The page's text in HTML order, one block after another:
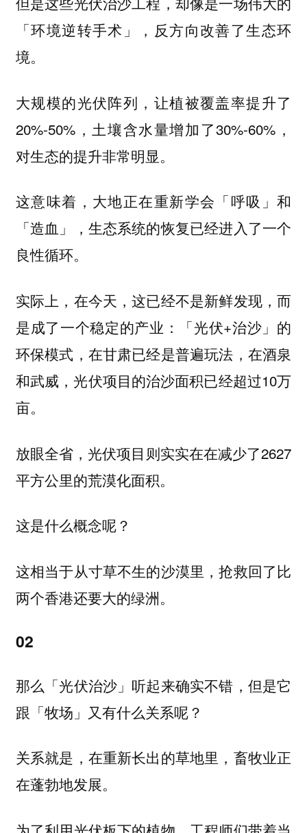
「环境逆转手术」，反方向改善了生态环
境。
大规模的光伏阵列，让植被覆盖率提升了
20%-50%，土壤含水量增加了30%-60%，
对生态的提升非常明显。
这意味着，大地正在重新学会「呼吸」和
「造血」，生态系统的恢复已经进入了一个
良性循环。
实际上，在今天，这已经不是新鲜发现，而
是成了一个稳定的产业：「光伏+治沙」的
环保模式，在甘肃已经是普遍玩法，在酒泉
和武威，光伏项目的治沙面积已经超过10万
亩。
放眼全省，光伏项目则实实在在减少了2627
平方公里的荒漠化面积。
这是什么概念呢？
这相当于从寸草不生的沙漠里，抢救回了比
两个香港还要大的绿洲。
02
那么「光伏治沙」听起来确实不错，但是它
跟「牧场」又有什么关系呢？
关系就是，在重新长出的草地里，畜牧业正
在蓬勃地发展。